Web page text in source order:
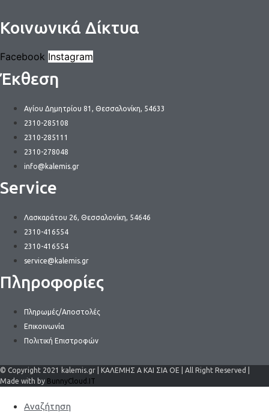
Κοινωνικά Δίκτυα
Facebook Instagram
Έκθεση
Αγίου Δημητρίου 81, Θεσσαλονίκη, 54633
2310-285108
2310-285111
2310-278048
info@kalemis.gr
Service
Λασκαράτου 26, Θεσσαλονίκη, 54646
2310-416554
2310-416554
service@kalemis.gr
Πληροφορίες
Πληρωμές/Αποστολές
Επικοινωνία
Πολιτική Επιστροφών
© Copyright 2021 kalemis.gr | ΚΑΛΕΜΗΣ Α ΚΑΙ ΣΙΑ ΟΕ | All Right Reserved |
Made with by BunnyCloud.IT
Αναζήτηση